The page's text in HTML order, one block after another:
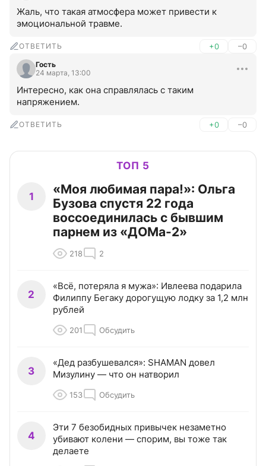
Жаль, что такая атмосфера может привести к
эмоциональной травме.
ОТВЕТИТЬ +0 –0
Гость
24 марта, 13:00
Интересно, как она справлялась с таким
напряжением.
ОТВЕТИТЬ +0 –0
ТОП 5
1
«Моя любимая пара!»: Ольга
Бузова спустя 22 года
воссоединилась с бывшим
парнем из «ДОМа-2»
218 2
2
«Всё, потеряла я мужа»: Ивлеева подарила
Филиппу Бегаку дорогущую лодку за 1,2 млн
рублей
201 Обсудить
3
«Дед разбушевался»: SHAMAN довел
Мизулину — что он натворил
153 Обсудить
4
Эти 7 безобидных привычек незаметно
убивают колени — спорим, вы тоже так
делаете